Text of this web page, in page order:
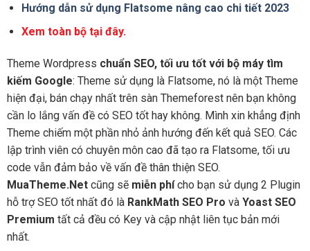
Hướng dẫn sử dụng Flatsome nâng cao chi tiết 2023
Xem toàn bộ tại đây.
Theme Wordpress chuẩn SEO, tối ưu tốt với bộ máy tìm
kiếm Google: Theme sử dụng là Flatsome, nó là một Theme
hiện đại, bán chạy nhất trên sàn Themeforest nên bạn không
cần lo lắng vấn đề có SEO tốt hay không. Mình xin khẳng định
Theme chiếm một phần nhỏ ảnh hướng đến kết quả SEO. Các
lập trình viên có chuyên môn cao đã tạo ra Flatsome, tối ưu
code vẫn đảm bảo về vấn đề thân thiện SEO.
MuaTheme.Net cũng sẽ miễn phícho bạn sử dụng 2 Plugin
hỗ trợ SEO tốt nhất đó là RankMath SEO Pro và Yoast SEO
Premium tất cả đều có Key và cập nhật liên tục bản mới
nhất.